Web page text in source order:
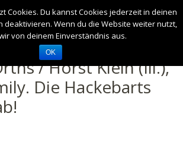
/ Horst Klein (Ill.),
Die Hackebarts
Cookies. Du kannst Cookies jederzeit in deinen
deaktivieren. Wenn du die Website weiter nutzt,
von deinem Einverständnis aus.
OK